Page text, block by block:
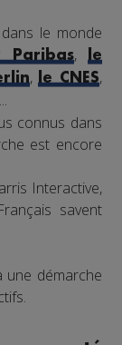
le monde
Paribas,
le
, le CNES,
...
connus dans
est encore
Interactive,
savent
une démarche